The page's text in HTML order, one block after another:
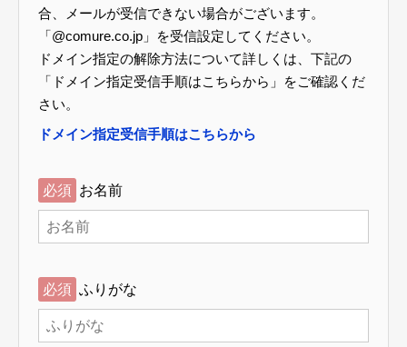
合、メールが受信できない場合がございます。
「@comure.co.jp」を受信設定してください。
ドメイン指定の解除方法について詳しくは、下記の
「ドメイン指定受信手順はこちらから」をご確認くだ
さい。
ドメイン指定受信手順はこちらから
必須 お名前
必須 ふりがな